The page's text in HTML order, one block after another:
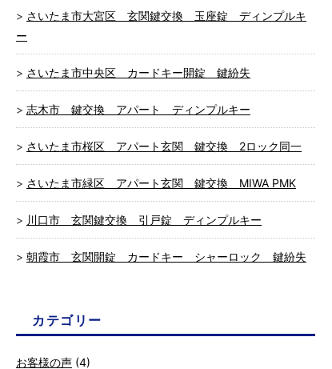
さいたま市大宮区 玄関鍵交換 玉座錠 ディンプルキ
ー
さいたま市中央区 カードキー開錠 鍵紛失
志木市 鍵交換 アパート ディンプルキー
さいたま市桜区 アパート玄関 鍵交換 2ロック同一
さいたま市緑区 アパート玄関 鍵交換 MIWA PMK
川口市 玄関鍵交換 引戸錠 ディンプルキー
朝霞市 玄関開錠 カードキー シャーロック 鍵紛失
カテゴリー
お客様の声 (4)